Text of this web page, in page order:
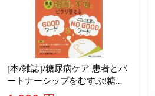
[本/雑誌]/糖尿病ケア 患者とパ
ートナーシップをむすぶ!糖尿
病スタッフ応援専門誌